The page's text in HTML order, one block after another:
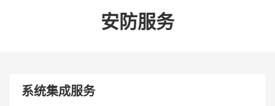
安防服务
系统集成服务